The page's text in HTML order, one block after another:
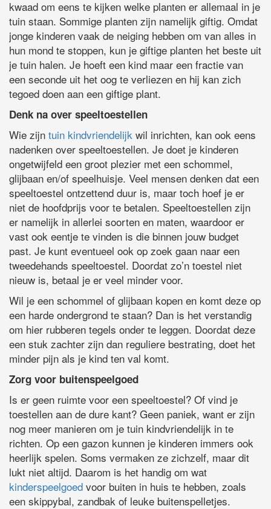
kwaad om eens te kijken welke planten er allemaal in je
tuin staan. Sommige planten zijn namelijk giftig. Omdat
jonge kinderen vaak de neiging hebben om van alles in
hun mond te stoppen, kun je giftige planten het beste uit
je tuin halen. Je hoeft een kind maar een fractie van
een seconde uit het oog te verliezen en hij kan zich
tegoed doen aan een giftige plant.
Denk na over speeltoestellen
Wie zijn tuin kindvriendelijk wil inrichten, kan ook eens
nadenken over speeltoestellen. Je doet je kinderen
ongetwijfeld een groot plezier met een schommel,
glijbaan en/of speelhuisje. Veel mensen denken dat een
speeltoestel ontzettend duur is, maar toch hoef je er
niet de hoofdprijs voor te betalen. Speeltoestellen zijn
er namelijk in allerlei soorten en maten, waardoor er
vast ook eentje te vinden is die binnen jouw budget
past. Je kunt eventueel ook op zoek gaan naar een
tweedehands speeltoestel. Doordat zo’n toestel niet
nieuw is, betaal je er veel minder voor.
Wil je een schommel of glijbaan kopen en komt deze op
een harde ondergrond te staan? Dan is het verstandig
om hier rubberen tegels onder te leggen. Doordat deze
een stuk zachter zijn dan reguliere bestrating, doet het
minder pijn als je kind ten val komt.
Zorg voor buitenspeelgoed
Is er geen ruimte voor een speeltoestel? Of vind je
toestellen aan de dure kant? Geen paniek, want er zijn
nog meer manieren om je tuin kindvriendelijk in te
richten. Op een gazon kunnen je kinderen immers ook
heerlijk spelen. Soms vermaken ze zichzelf, maar dit
lukt niet altijd. Daarom is het handig om wat
kinderspeelgoed voor buiten in huis te hebben, zoals
een skippybal, zandbak of leuke buitenspelletjes.